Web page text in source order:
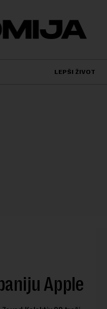
LEPŠI ŽIVOT
Apple